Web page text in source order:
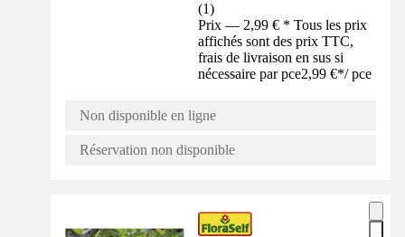
(1)
Prix — 2,99 € * Tous les prix
affichés sont des prix TTC,
frais de livraison en sus si
nécessaire par pce2,99 €*/ pce
Non disponible en ligne
Réservation non disponible